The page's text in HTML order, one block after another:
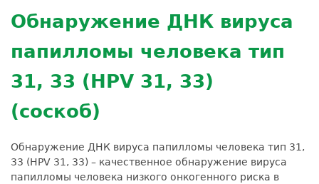
Расшифровка анализов
Усиление профилактических мер для
безопасности пациентов
Экскурсия в
лабораторию
Документы
to
top
Обнаружение ДНК вируса
папилломы человека тип
31, 33 (HPV 31, 33)
(соскоб)
Обнаружение ДНК вируса папилломы человека тип 31,
33 (HPV 31, 33) – качественное обнаружение вируса
папилломы человека низкого онкогенного риска в